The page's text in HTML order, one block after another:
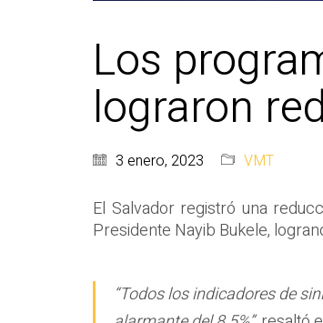
Los
lograron
3 enero, 2023 VMT
El Salvador registró una
Presidente Nayib Bukele,
“Todos los indicadores de